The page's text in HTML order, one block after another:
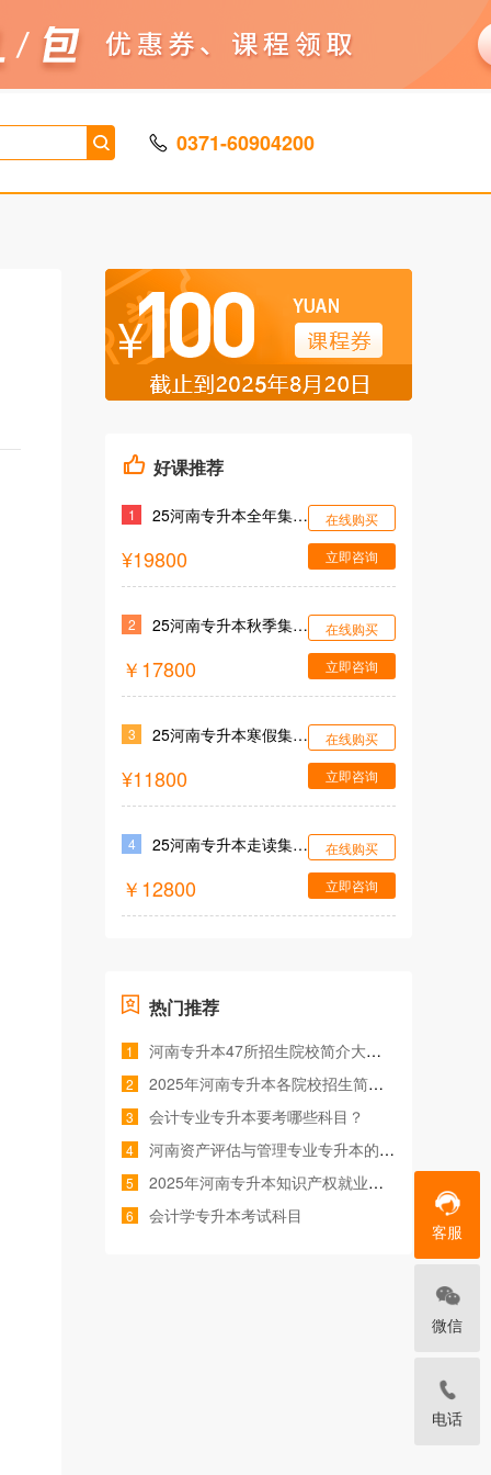
0371-60904200
好课推荐
1 25河南专升本全年集训营
¥19800
在线购买
立即咨询
2 25河南专升本秋季集训营
￥17800
在线购买
立即咨询
3 25河南专升本寒假集训营
¥11800
在线购买
立即咨询
4 25河南专升本走读集训营
￥12800
在线购买
立即咨询
热门推荐
1 河南专升本47所招生院校简介大汇总
2 2025年河南专升本各院校招生简章汇总
3 会计专业专升本要考哪些科目？
4 河南资产评估与管理专业专升本的院校有哪些？
5 2025年河南专升本知识产权就业前景
6 会计学专升本考试科目
客服
微信
电话